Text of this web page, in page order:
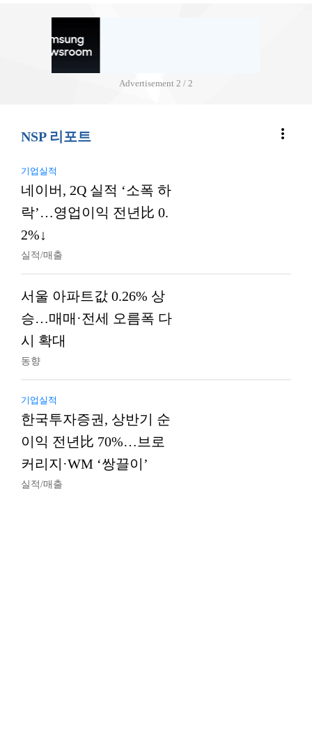
Advertisement 2 / 2
NSP 리포트 more_vert
기업실적
네이버, 2Q 실적 ‘소폭 하
락’…영업이익 전년比 0.
2%↓
실적/매출
서울 아파트값 0.26% 상
승…매매·전세 오름폭 다
시 확대
동향
기업실적
한국투자증권, 상반기 순
이익 전년比 70%…브로
커리지·WM ‘쌍끌이’
실적/매출